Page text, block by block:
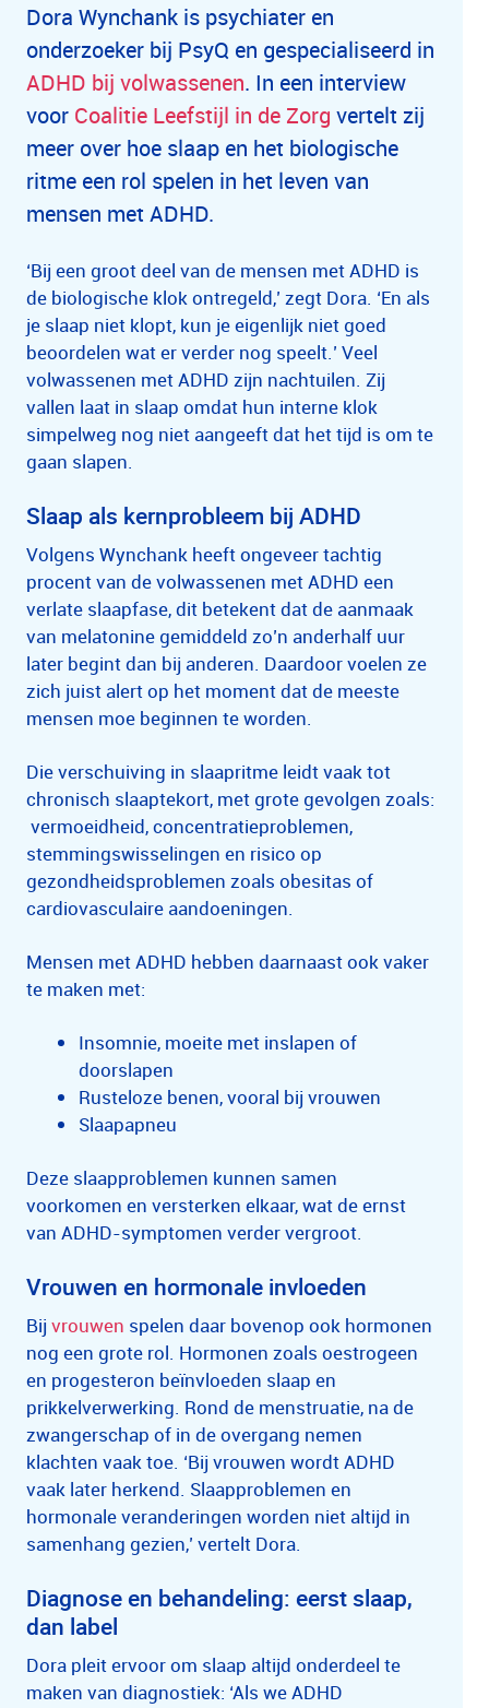
Dora Wynchank is psychiater en
onderzoeker bij PsyQ en gespecialiseerd in
ADHD bij volwassenen. In een interview
voor Coalitie Leefstijl in de Zorg vertelt zij
meer over hoe slaap en het biologische
ritme een rol spelen in het leven van
mensen met ADHD.
‘Bij een groot deel van de mensen met ADHD is
de biologische klok ontregeld,’ zegt Dora. ‘En als
je slaap niet klopt, kun je eigenlijk niet goed
beoordelen wat er verder nog speelt.’ Veel
volwassenen met ADHD zijn nachtuilen. Zij
vallen laat in slaap omdat hun interne klok
simpelweg nog niet aangeeft dat het tijd is om te
gaan slapen.
Slaap als kernprobleem bij ADHD
Volgens Wynchank heeft ongeveer tachtig
procent van de volwassenen met ADHD een
verlate slaapfase, dit betekent dat de aanmaak
van melatonine gemiddeld zo’n anderhalf uur
later begint dan bij anderen. Daardoor voelen ze
zich juist alert op het moment dat de meeste
mensen moe beginnen te worden.
Die verschuiving in slaapritme leidt vaak tot
chronisch slaaptekort, met grote gevolgen zoals:
vermoeidheid, concentratieproblemen,
stemmingswisselingen en risico op
gezondheidsproblemen zoals obesitas of
cardiovasculaire aandoeningen.
Mensen met ADHD hebben daarnaast ook vaker
te maken met:
Insomnie, moeite met inslapen of
doorslapen
Rusteloze benen, vooral bij vrouwen
Slaapapneu
Deze slaapproblemen kunnen samen
voorkomen en versterken elkaar, wat de ernst
van ADHD-symptomen verder vergroot.
Vrouwen en hormonale invloeden
Bij vrouwen spelen daar bovenop ook hormonen
nog een grote rol. Hormonen zoals oestrogeen
en progesteron beïnvloeden slaap en
prikkelverwerking. Rond de menstruatie, na de
zwangerschap of in de overgang nemen
klachten vaak toe. ‘Bij vrouwen wordt ADHD
vaak later herkend. Slaapproblemen en
hormonale veranderingen worden niet altijd in
samenhang gezien,’ vertelt Dora.
Diagnose en behandeling: eerst slaap,
dan label
Dora pleit ervoor om slaap altijd onderdeel te
maken van diagnostiek: ‘Als we ADHD